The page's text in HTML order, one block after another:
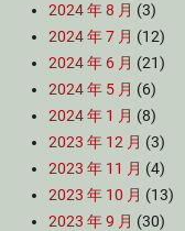
2024 年 8 月 (3)
2024 年 7 月 (12)
2024 年 6 月 (21)
2024 年 5 月 (6)
2024 年 1 月 (8)
2023 年 12 月 (3)
2023 年 11 月 (4)
2023 年 10 月 (13)
2023 年 9 月 (30)